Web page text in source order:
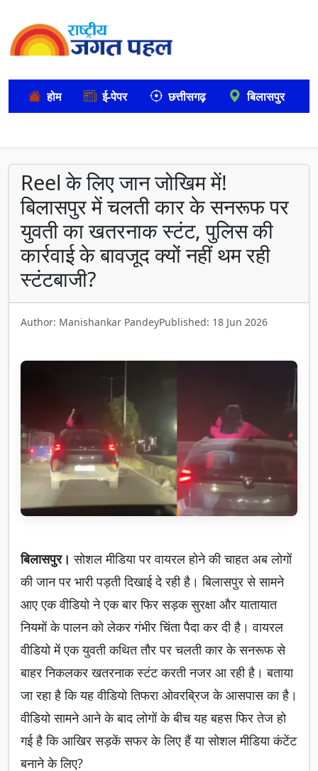
होम ई-पेपर छत्तीसगढ़ बिलासपुर
Reel के लिए जान जोखिम में!
बिलासपुर में चलती कार के सनरूफ पर
युवती का खतरनाक स्टंट, पुलिस की
कार्रवाई के बावजूद क्यों नहीं थम रही
स्टंटबाजी?
Author: Manishankar PandeyPublished: 18 Jun 2026
बिलासपुर। सोशल मीडिया पर वायरल होने की चाहत अब लोगों
की जान पर भारी पड़ती दिखाई दे रही है। बिलासपुर से सामने
आए एक वीडियो ने एक बार फिर सड़क सुरक्षा और यातायात
नियमों के पालन को लेकर गंभीर चिंता पैदा कर दी है। वायरल
वीडियो में एक युवती कथित तौर पर चलती कार के सनरूफ से
बाहर निकलकर खतरनाक स्टंट करती नजर आ रही है। बताया
जा रहा है कि यह वीडियो तिफरा ओवरब्रिज के आसपास का है।
वीडियो सामने आने के बाद लोगों के बीच यह बहस फिर तेज हो
गई है कि आखिर सड़कें सफर के लिए हैं या सोशल मीडिया कंटेंट
बनाने के लिए?